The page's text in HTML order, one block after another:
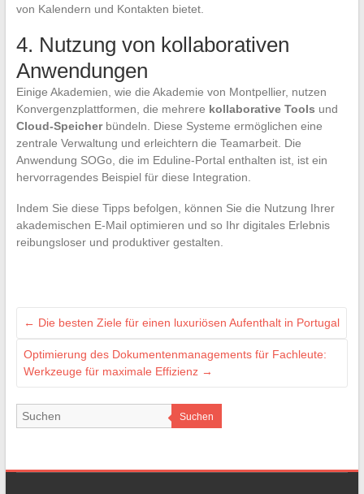
von Kalendern und Kontakten bietet.
4. Nutzung von kollaborativen
Anwendungen
Einige Akademien, wie die Akademie von Montpellier, nutzen
Konvergenzplattformen, die mehrere kollaborative Tools und
Cloud-Speicherbündeln. Diese Systeme ermöglichen eine
zentrale Verwaltung und erleichtern die Teamarbeit. Die
Anwendung SOGo, die im Eduline-Portal enthalten ist, ist ein
hervorragendes Beispiel für diese Integration.
Indem Sie diese Tipps befolgen, können Sie die Nutzung Ihrer
akademischen E-Mail optimieren und so Ihr digitales Erlebnis
reibungsloser und produktiver gestalten.
← Die besten Ziele für einen luxuriösen Aufenthalt in Portugal
Optimierung des Dokumentenmanagements für Fachleute:
Werkzeuge für maximale Effizienz →
Suchen